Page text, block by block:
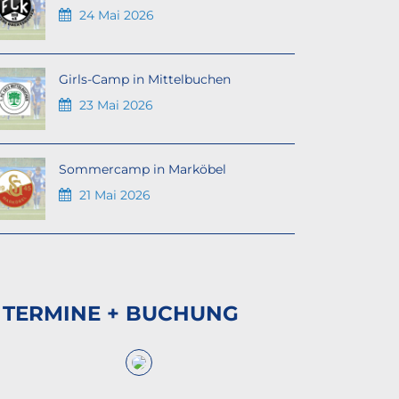
24 Mai 2026
Girls-Camp in Mittelbuchen
23 Mai 2026
Sommercamp in Marköbel
21 Mai 2026
TERMINE + BUCHUNG